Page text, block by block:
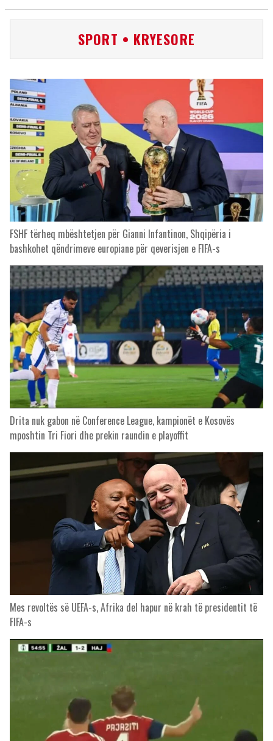
SPORT • KRYESORE
FSHF tërheq mbështetjen për Gianni Infantinon, Shqipëria i
bashkohet qëndrimeve europiane për qeverisjen e FIFA-s
Drita nuk gabon në Conference League, kampionët e Kosovës
mposhtin Tri Fiori dhe prekin raundin e playoffit
Mes revoltës së UEFA-s, Afrika del hapur në krah të presidentit të
FIFA-s